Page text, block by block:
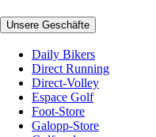
Unsere Geschäfte
Daily Bikers
Direct Running
Direct-Volley
Espace Golf
Foot-Store
Galopp-Store